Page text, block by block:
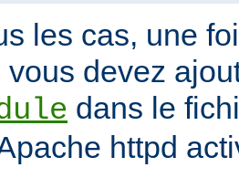
les cas, une
vous devez
dans le
httpd